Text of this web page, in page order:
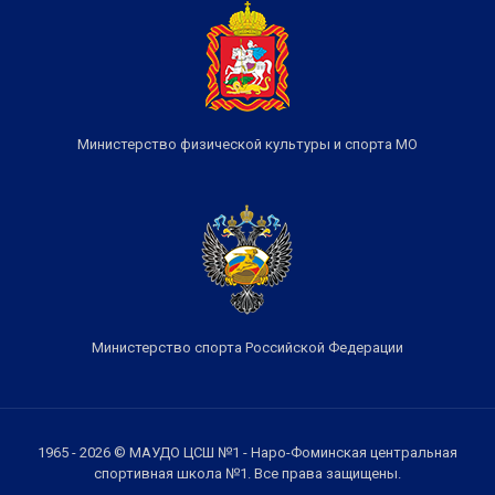
Министерство физической культуры и спорта МО
Министерство спорта Российской Федерации
1965 - 2026 © МАУДО ЦСШ №1 - Наро-Фоминская центральная
спортивная школа №1. Все права защищены.